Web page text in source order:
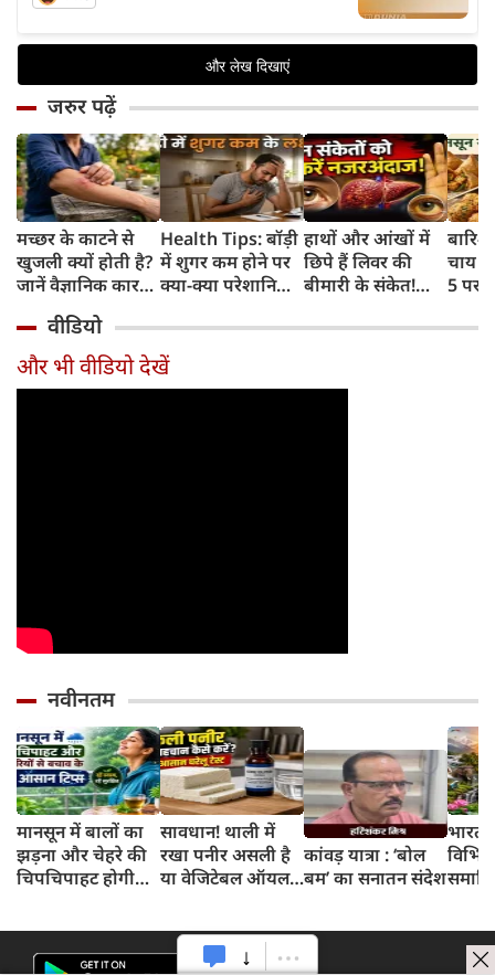
जरुर पढ़ें
मच्छर के काटने से
खुजली क्यों होती है?
जानें वैज्ञानिक कारण
Health Tips: बॉड़ी
में शुगर कम होने पर
क्या-क्या परेशानियां
बातें
हाथों और आंखों में
छिपे हैं लिवर की
बीमारी के संकेत!
नजरअंदाज
चाय
5
वीडियो
और भी वीडियो देखें
नवीनतम
मानसून में बालों का
झड़ना और चेहरे की
चिपचिपाहट होगी
ये 5 लाइफस्टाइल
सावधान! थाली में
रखा पनीर असली है
या वेजिटेबल ऑयल
जानें सच्चाई
कांवड़ यात्रा : ‘बोल
बम’ का सनातन संदेश
भारत